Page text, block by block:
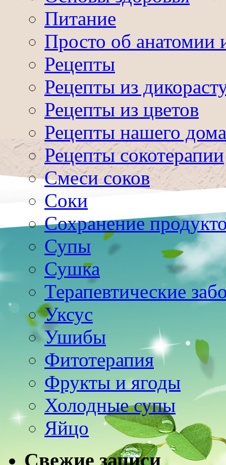
Питание
Просто об анатомии
Рецепты
Рецепты из
Рецепты из цветов
Рецепты нашего дома
Рецепты сокотерапии
Смеси соков
Соки
Сохранение
Супы
Сушка
Терапевтические
Уксус
Ушибы
Фитотерапия
Фрукты и ягоды
Холодные супы
Яйцо
Свежие записи